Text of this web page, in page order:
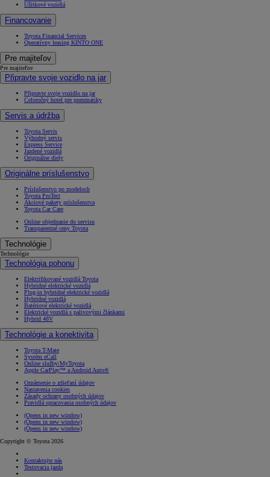
Úžitkové vozidlá
Financovanie
Toyota Financial Services
Operatívny leasing KINTO ONE
Pre majiteľov
Pre majiteľov
Připravte svoje vozidlo na jar
Připravte svoje vozidlo na jar
Celoročný hotel pre pneumatiky
Servis a údržba
Toyota Servis
Výhodný servis
Express Service
Jazdené vozidlá
Originálne diely
Originálne príslušenstvo
Príslušenstvo po modeloch
Toyota ProTect
Akciové pakety príslušenstva
Toyota Car Care
Online objednanie do servisu
Transparentné ceny Toyota
Technológie
Technológie
Technológia pohonu
Elektrifikované vozidlá Toyota
Hybridné elektrické vozidlá
Plug-in hybridné elektrické vozidlá
Hybridné vozidlá
Batériové elektrické vozidlá
Elektrické vozidlá s palivovými článkami
Hybrid 48V
Technológie a konektivita
Toyota T-Mate
Systém eCall
Online služby/MyToyota
Apple CarPlay™ a Android Auto®
Oznámenie o zdieľaní údajov
Nastavenia cookies
Zásady ochrany osobných údajov
Pravidlá spracovania osobných údajov
(Opens in new window)
(Opens in new window)
(Opens in new window)
Copyright © Toyota 2026
Kontaktujte nás
Testovacia jazda